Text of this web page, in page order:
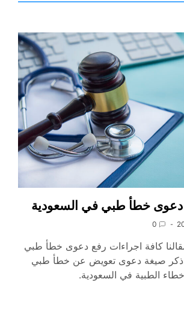
دعوى خطأ طبي في السعودية
0
كافة اجراءات رفع دعوى خطأ طبي
ذكر صيغة دعوى تعويض عن خطأ طبي
الطبية في السعودية.